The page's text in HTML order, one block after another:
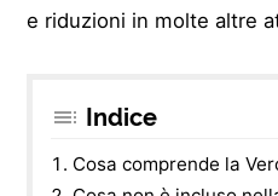
e riduzioni in molte altre
Indice
Cosa comprende la